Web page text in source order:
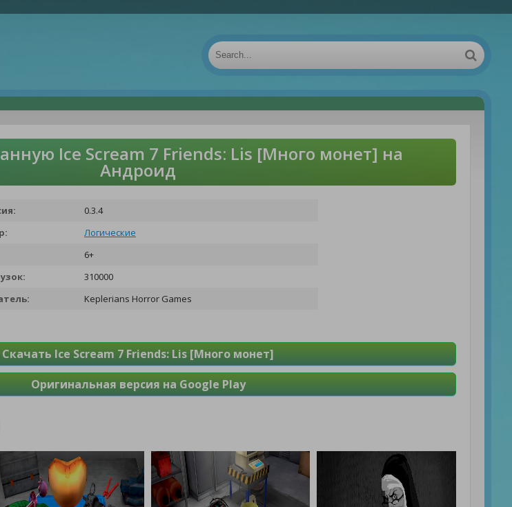
Ice Scream 7 Friends: Lis [Много монет] на
Андроид
0.3.4
Логические
6+
310000
Keplerians Horror Games
Скачать Ice Scream 7 Friends: Lis [Много монет]
Оригинальная версия на Google Play